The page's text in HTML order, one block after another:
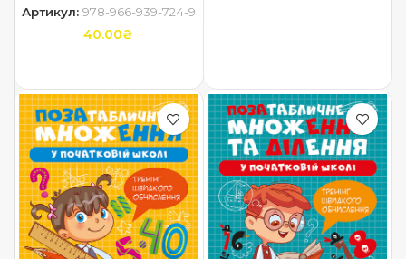
Артикул: 978-966-939-724-9
40.00₴